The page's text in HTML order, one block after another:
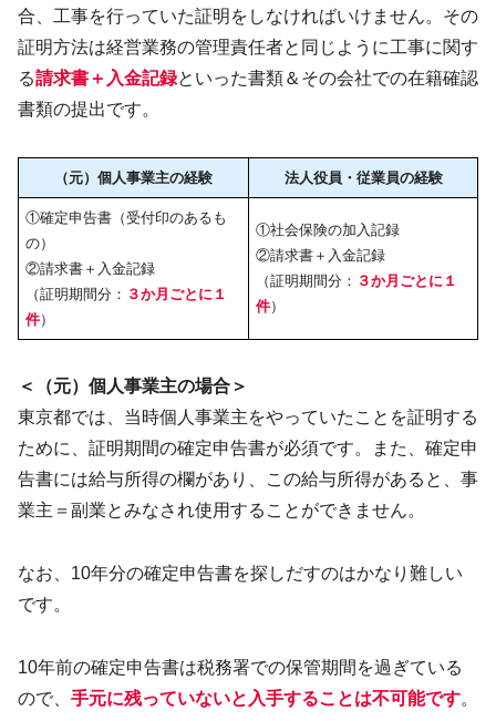
合、工事を行っていた証明をしなければいけません。その
証明方法は経営業務の管理責任者と同じように工事に関す
る請求書＋入金記録といった書類＆その会社での在籍確認
書類の提出です。
（元）個人事業主の経験 法人役員・従業員の経験
①確定申告書（受付印のあるも
の）
②請求書＋入金記録
（証明期間分： ３か月ごとに１
件）
①社会保険の加入記録
②請求書＋入金記録
（証明期間分： ３か月ごとに１
件）
＜（元）個人事業主の場合＞
東京都では、当時個人事業主をやっていたことを証明する
ために、証明期間の確定申告書が必須です。また、確定申
告書には給与所得の欄があり、この給与所得があると、事
業主＝副業とみなされ使用することができません。
なお、10年分の確定申告書を探しだすのはかなり難しい
です。
10年前の確定申告書は税務署での保管期間を過ぎている
ので、 手元に残っていないと入手することは不可能です。